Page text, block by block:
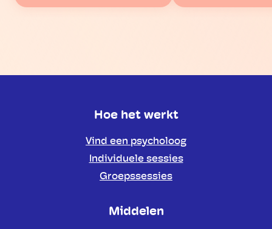
Hoe het werkt
Vind een psycholoog
Individuele sessies
Groepssessies
Middelen